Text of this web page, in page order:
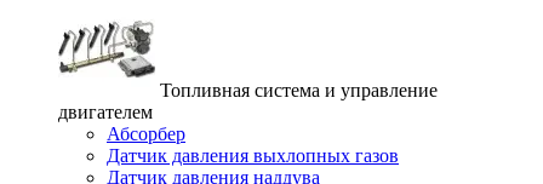
Топливная система и управление
двигателем
Абсорбер
Датчик давления выхлопных газов
Датчик давления наддува